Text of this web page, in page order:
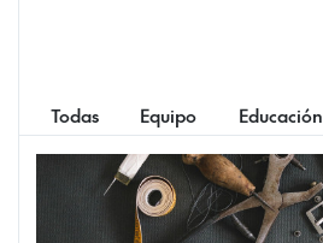
Todas Equipo Educación